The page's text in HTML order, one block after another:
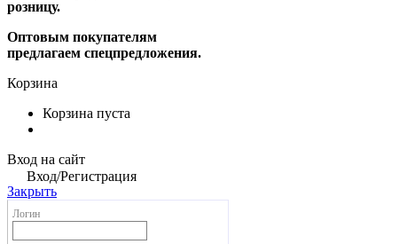
розницу.
Оптовым покупателям
предлагаем спецпредложения.
Корзина
Корзина пуста
Вход на сайт
Вход/Регистрация
Закрыть
Логин